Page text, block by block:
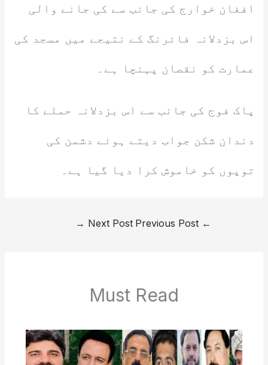
افغان خوارج کی جانب سے کی جانے والی
اس بزدلانہ فائرنگ کے نتیجے میں مسجد کی
عمارت کو نقصان پہنچا ہے۔
پاک فوج کی جانب سے اس بزدلانہ حملے کا
دندان شکن جواب دیتے ہوئے دشمن کی
توپوں کو خاموش کرا دیا گیا ہے۔
←
Next Post
→
Must Read